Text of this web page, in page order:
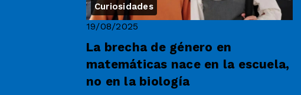
Curiosidades
19/08/2025
La brecha de género en
matemáticas nace en la escuela,
no en la biología